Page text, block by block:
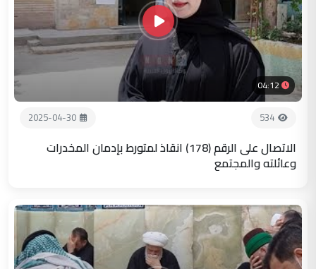
04:12
534
2025-04-30
الاتصال على الرقم (178) انقاذ لمتورط بإدمان المخدرات
وعائلته والمجتمع